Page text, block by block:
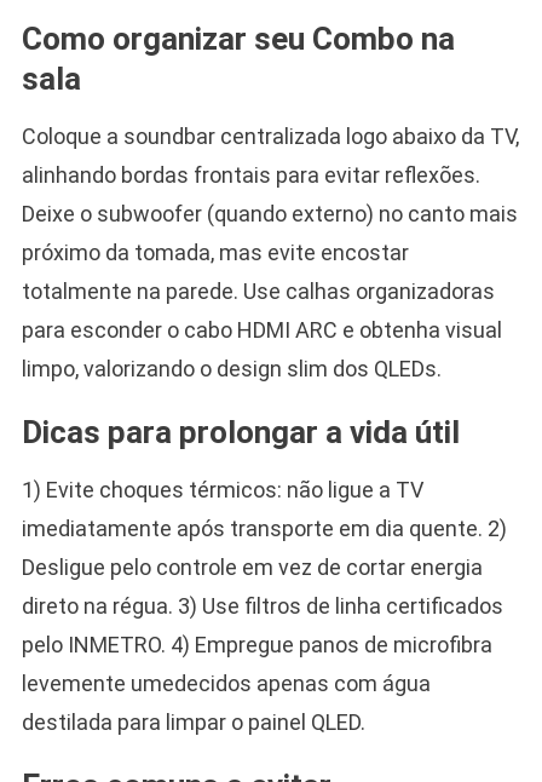
Como organizar seu Combo na
sala
Coloque a soundbar centralizada logo abaixo da TV,
alinhando bordas frontais para evitar reflexões.
Deixe o subwoofer (quando externo) no canto mais
próximo da tomada, mas evite encostar
totalmente na parede. Use calhas organizadoras
para esconder o cabo HDMI ARC e obtenha visual
limpo, valorizando o design slim dos QLEDs.
Dicas para prolongar a vida útil
1) Evite choques térmicos: não ligue a TV
imediatamente após transporte em dia quente. 2)
Desligue pelo controle em vez de cortar energia
direto na régua. 3) Use filtros de linha certificados
pelo INMETRO. 4) Empregue panos de microfibra
levemente umedecidos apenas com água
destilada para limpar o painel QLED.